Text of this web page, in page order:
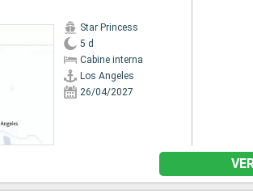
Star Princess
5 d
Cabine interna
Los Angeles
26/04/2027